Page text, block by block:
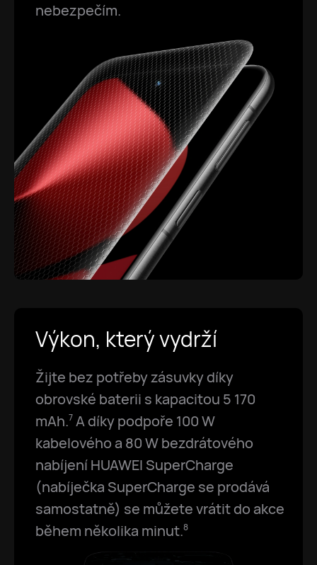
nebezpečím.
Výkon, který vydrží
Žijte bez potřeby zásuvky díky
obrovské baterii s kapacitou 5 170
mAh.7A díky podpoře 100 W
kabelového a 80 W bezdrátového
nabíjení HUAWEI SuperCharge
(nabíječka SuperCharge se prodává
samostatně) se můžete vrátit do akce
během několika minut.8